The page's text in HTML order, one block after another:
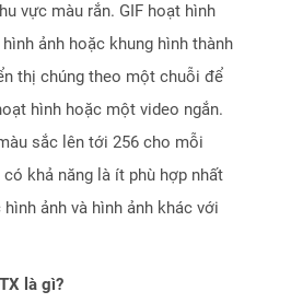
vực màu rắn. GIF hoạt hình
ảnh hoặc khung hình thành
thị chúng theo một chuỗi để
hình hoặc một video ngắn.
sắc lên tới 256 cho mỗi
có khả năng là ít phù hợp nhất
ảnh và hình ảnh khác với
là gì?